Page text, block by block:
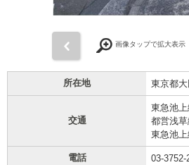
画像タップで拡大表示
所在地 東京都
交通
東急池
都営浅
東急池
電話 03-3752-